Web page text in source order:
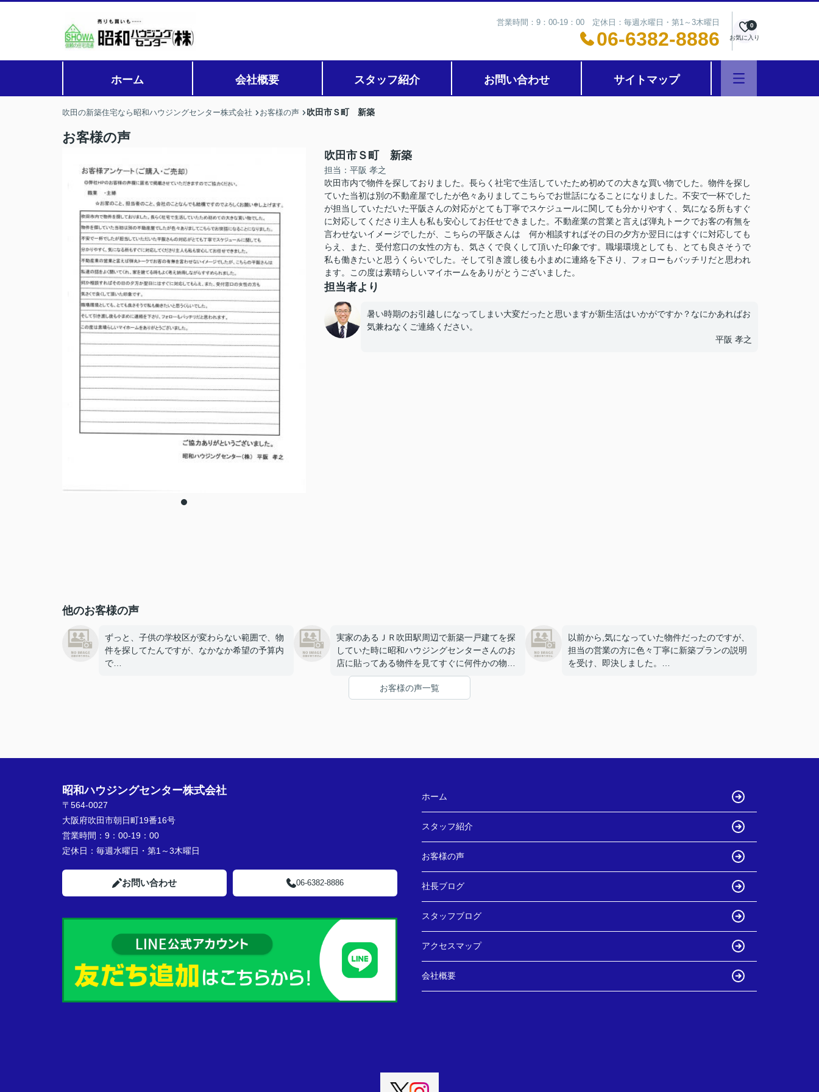
営業時間：9：00-19：00 定休日：毎週水曜日・第1～3木曜日
06-6382-8886 お気に入り
0
ホーム 会社概要 スタッフ紹介 お問い合わせ サイトマップ
吹田の新築住宅なら昭和ハウジングセンター株式会社 お客様の声 吹田市Ｓ町 新築
お客様の声
吹田市Ｓ町 新築
担当：平阪 孝之
吹田市内で物件を探しておりました。長らく社宅で生活していたため初めての大きな買い物でした。物件を探し
ていた当初は別の不動産屋でしたが色々ありましてこちらでお世話になることになりました。不安で一杯でした
が担当していただいた平阪さんの対応がとても丁寧でスケジュールに関しても分かりやすく、気になる所もすぐ
に対応してくださり主人も私も安心してお任せできました。不動産業の営業と言えば弾丸トークでお客の有無を
言わせないイメージでしたが、こちらの平阪さんは 何か相談すればその日の夕方か翌日にはすぐに対応しても
らえ、また、受付窓口の女性の方も、気さくで良くして頂いた印象です。職場環境としても、とても良さそうで
私も働きたいと思うくらいでした。そして引き渡し後も小まめに連絡を下さり、フォローもバッチリだと思われ
ます。この度は素晴らしいマイホームをありがとうございました。
担当者より
暑い時期のお引越しになってしまい大変だったと思いますが新生活はいかがですか？なにかあればお
気兼ねなくご連絡ください。
平阪 孝之
他のお客様の声
ずっと、子供の学校区が変わらない範囲で、物
件を探してたんですが、なかなか希望の予算内
で
の事に詳しい人がいたので安心して購入するこ
とができました。
実家のあるＪＲ吹田駅周辺で新築一戸建てを探
していた時に昭和ハウジングセンターさんのお
店に貼ってある物件を見てすぐに何件かの物件
を案内してもらいました。
希望の学校区で予算内の朝日町の新築に決めま
したが、はじめての住宅購入だったのですが住
以前から,気になっていた物件だったのですが、
担当の営業の方に色々丁寧に新築プランの説明
を受け、即決しました。
お客様の声一覧
昭和ハウジングセンター株式会社
〒564-0027
大阪府吹田市朝日町19番16号
営業時間： 9：00-19：00
定休日： 毎週水曜日・第1～3木曜日
お問い合わせ 06-6382-8886
ホーム
スタッフ紹介
お客様の声
社長ブログ
スタッフブログ
アクセスマップ
会社概要